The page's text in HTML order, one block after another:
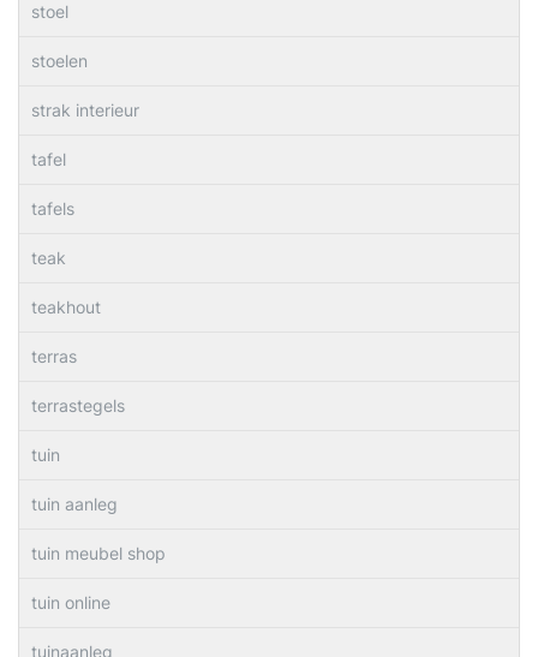
stoel
stoelen
strak interieur
tafel
tafels
teak
teakhout
terras
terrastegels
tuin
tuin aanleg
tuin meubel shop
tuin online
tuinaanleg